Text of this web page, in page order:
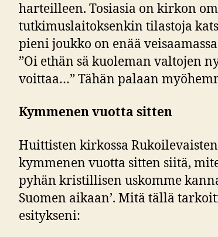
harteilleen. Tosiasia on kirkon
tutkimuslaitoksenkin tilastoja
pieni joukko on enää
”Oi ethän sä kuoleman valtojen
voittaa…” Tähän palaan
Kymmenen vuotta sitten
Huittisten kirkossa
kymmenen vuotta sitten siitä,
pyhän kristillisen uskomme
Suomen aikaan’. Mitä tällä
esitykseni: